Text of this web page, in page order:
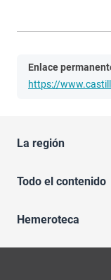
Enlace
https://
La región
Todo el contenido
Hemeroteca